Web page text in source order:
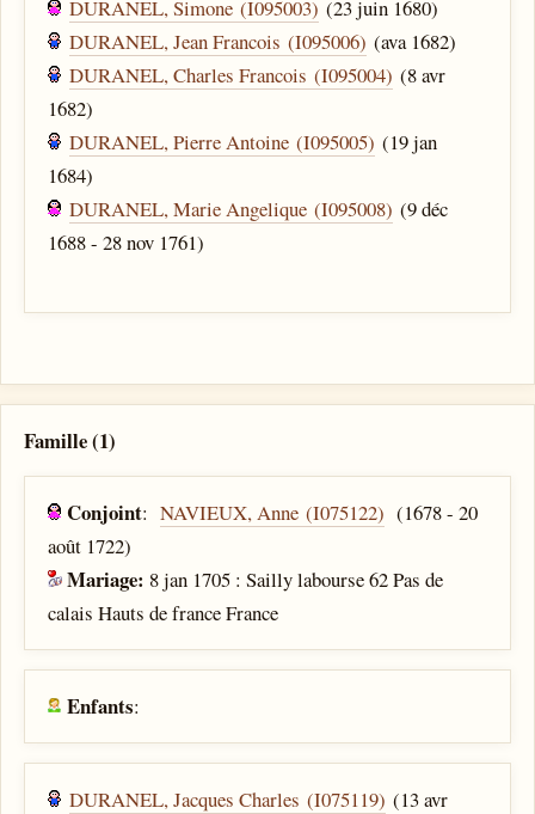
DURANEL, Simone (I095003) (23 juin 1680)
DURANEL, Jean Francois (I095006) (ava 1682)
DURANEL, Charles Francois (I095004) (8 avr
1682)
DURANEL, Pierre Antoine (I095005) (19 jan
1684)
DURANEL, Marie Angelique (I095008) (9 déc
1688 - 28 nov 1761)
Famille (1)
Conjoint:NAVIEUX, Anne (I075122) (1678 - 20
août 1722)
Mariage: 8 jan 1705 : Sailly labourse 62 Pas de
calais Hauts de france France
Enfants:
DURANEL, Jacques Charles (I075119) (13 avr